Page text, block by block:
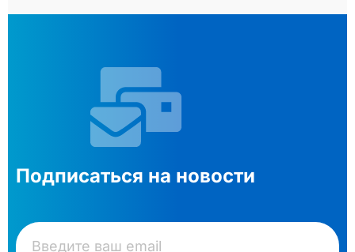
Подписаться на новости